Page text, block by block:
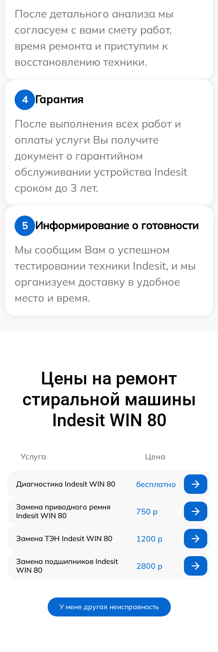
После детального анализа мы
согласуем с вами смету работ,
время ремонта и приступим к
восстановлению техники.
4
Гарантия
После выполнения всех работ и
оплаты услуги Вы получите
документ о гарантийном
обслуживании устройства Indesit
сроком до 3 лет.
5
Информирование о готовности
Мы сообщим Вам о успешном
тестировании техники Indesit, и мы
организуем доставку в удобное
место и время.
Цены на ремонт
стиральной машины
Indesit WIN 80
Услуга Цена
Диагностика Indesit WIN 80 бесплатно
Замена приводного ремня
Indesit WIN 80
750 р
Замена ТЭН Indesit WIN 80 1200 р
Замена подшипников Indesit
WIN 80
2800 р
У меня другая неисправность